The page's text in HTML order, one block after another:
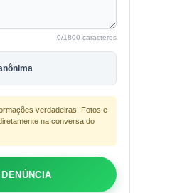
0/1800 caracteres
verdadeiras. Fotos e
na conversa do